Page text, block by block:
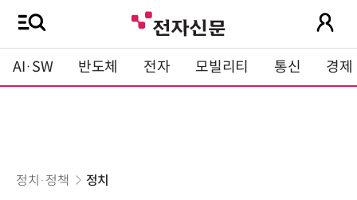
AI·SW 반도체 전자 모빌리티 통신 경제
정치·정책 정치